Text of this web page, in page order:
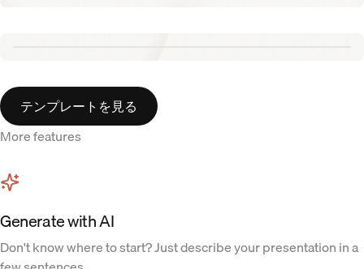
テンプレートを見る
More features
Generate with AI
Don't know where to start? Just describe your presentation in a